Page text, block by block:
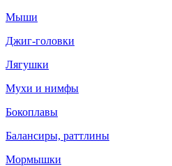
Мыши
Джиг-головки
Лягушки
Мухи и нимфы
Бокоплавы
Балансиры, раттлины
Мормышки